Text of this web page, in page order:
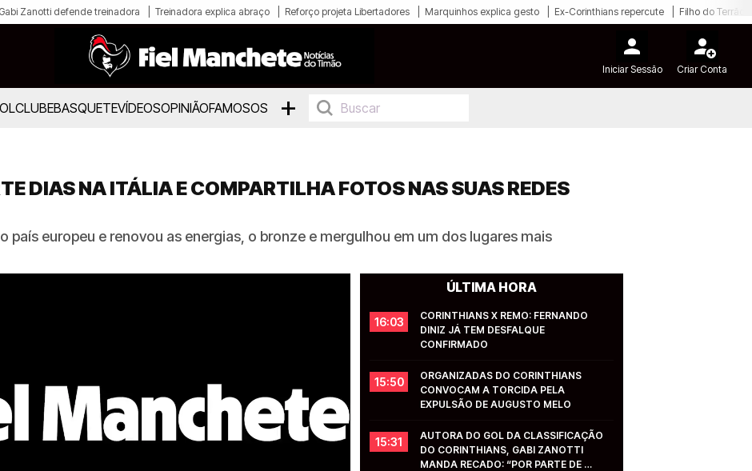
Gabi Zanotti defende treinadora Treinadora explica abraço Reforço projeta Libertadores Marquinhos explica gesto Ex-Corinthians repercute Filho do Terrão
Iniciar Sessão Criar Conta
CLUBEBASQUETEVÍDEOSOPINIÃOFAMOSOS +
DIAS NA ITÁLIA E COMPARTILHA FOTOS NAS SUAS REDES
país europeu e renovou as energias, o bronze e mergulhou em um dos lugares mais
ÚLTIMA HORA
16:03
CORINTHIANS X REMO: FERNANDO
DINIZ JÁ TEM DESFALQUE
CONFIRMADO
15:50
ORGANIZADAS DO CORINTHIANS
CONVOCAM A TORCIDA PELA
EXPULSÃO DE AUGUSTO MELO
15:31
AUTORA DO GOL DA CLASSIFICAÇÃO
DO CORINTHIANS, GABI ZANOTTI
MANDA RECADO: “POR PARTE DE